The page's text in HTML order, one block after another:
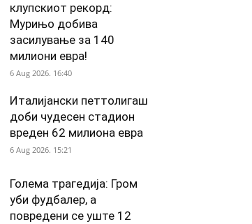
клупскиот рекорд:
Мурињо добива
засилување за 140
милиони евра!
6 Aug 2026. 16:40
Италијански петтолигаш
доби чудесен стадион
вреден 62 милиона евра
6 Aug 2026. 15:21
Голема трагедија: Гром
уби фудбалер, а
повредени се уште 12